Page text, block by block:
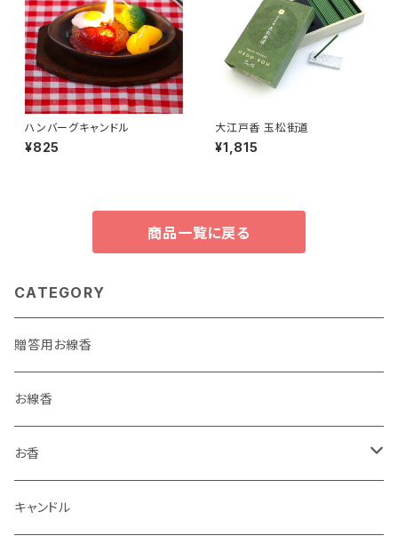
ハンバーグキャンドル
¥825
大江戸香 玉松街道
¥1,815
商品一覧に戻る
CATEGORY
贈答用お線香
お線香
お香
香立・香皿
キャンドル